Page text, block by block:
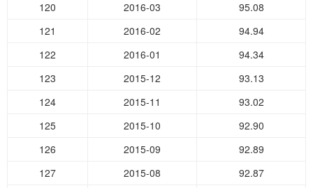
120 2016-03
95.08
121
2016-02
94.94
122
2016-01
94.34
123
2015-12
93.13
124
2015-11
93.02
125
2015-10
92.90
126
2015-09
92.89
127
2015-08
92.87